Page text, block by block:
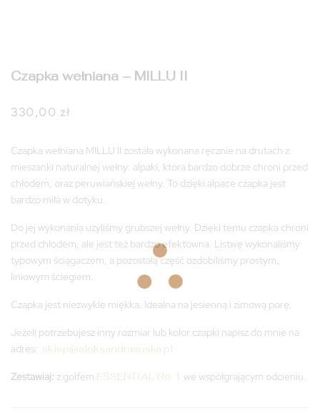
Czapka wełniana – MILLU II
330,00 zł
Czapka wełniana MILLU II została wykonana ręcznie na drutach z
mieszanki naturalnej wełny: alpaki, która bardzo dobrze chroni przed
chłodem, oraz peruwiańskiej wełny. To dzięki alpace czapka jest
bardzo miła w dotyku.
Do jej wykonania użyliśmy grubszej wełny. Dzięki temu czapka chroni
przed chłodem, ale jest też bardzo efektowna. Listwę wykonaliśmy
typowym ściągaczem, a pozostałą część ozdobiliśmy prostym,
liniowym ściegiem.
Czapka jest niezwykle miękka. Idealna na jesienną i zimową porę.
Jeżeli potrzebujesz inny rozmiar lub kolor czapki napisz do mnie na
adres: sklep@aleksandrasuska.pl
Zestawiaj: z golfem ESSENTIAL No 1 we współgrającym odcieniu.